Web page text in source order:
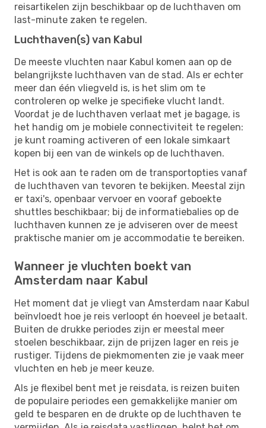
reisartikelen zijn beschikbaar op de luchthaven om
last-minute zaken te regelen.
Luchthaven(s) van Kabul
De meeste vluchten naar Kabul komen aan op de
belangrijkste luchthaven van de stad. Als er echter
meer dan één vliegveld is, is het slim om te
controleren op welke je specifieke vlucht landt.
Voordat je de luchthaven verlaat met je bagage, is
het handig om je mobiele connectiviteit te regelen:
je kunt roaming activeren of een lokale simkaart
kopen bij een van de winkels op de luchthaven.
Het is ook aan te raden om de transportopties vanaf
de luchthaven van tevoren te bekijken. Meestal zijn
er taxi's, openbaar vervoer en vooraf geboekte
shuttles beschikbaar; bij de informatiebalies op de
luchthaven kunnen ze je adviseren over de meest
praktische manier om je accommodatie te bereiken.
Wanneer je vluchten boekt van
Amsterdam naar Kabul
Het moment dat je vliegt van Amsterdam naar Kabul
beïnvloedt hoe je reis verloopt én hoeveel je betaalt.
Buiten de drukke periodes zijn er meestal meer
stoelen beschikbaar, zijn de prijzen lager en reis je
rustiger. Tijdens de piekmomenten zie je vaak meer
vluchten en heb je meer keuze.
Als je flexibel bent met je reisdata, is reizen buiten
de populaire periodes een gemakkelijke manier om
geld te besparen en de drukte op de luchthaven te